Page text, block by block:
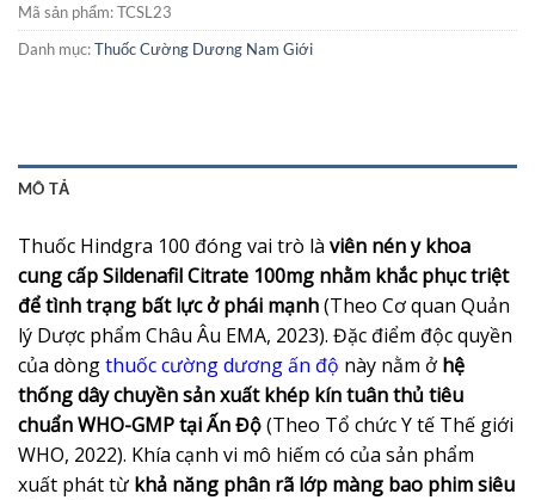
Mã sản phẩm:TCSL23
Danh mục:Thuốc Cường Dương Nam Giới
MÔ TẢ
Thuốc Hindgra 100 đóng vai trò là viên nén y khoa
cung cấp Sildenafil Citrate 100mg nhằm khắc phục triệt
để tình trạng bất lực ở phái mạnh(Theo Cơ quan Quản
lý Dược phẩm Châu Âu EMA, 2023). Đặc điểm độc quyền
của dòngthuốc cường dương ấn độ này nằm ở hệ
thống dây chuyền sản xuất khép kín tuân thủ tiêu
chuẩn WHO-GMP tại Ấn Độ(Theo Tổ chức Y tế Thế giới
WHO, 2022). Khía cạnh vi mô hiếm có của sản phẩm
xuất phát từ khả năng phân rã lớp màng bao phim siêu